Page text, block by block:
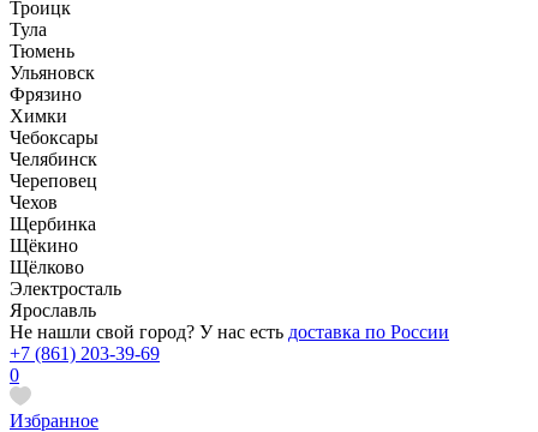
Троицк
Тула
Тюмень
Ульяновск
Фрязино
Химки
Чебоксары
Челябинск
Череповец
Чехов
Щербинка
Щёкино
Щёлково
Электросталь
Ярославль
Не нашли свой город? У нас есть доставка по России
+7 (861) 203-39-69
0
Избранное